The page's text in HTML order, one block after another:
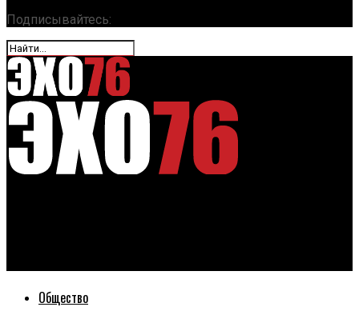
Подписывайтесь:
Общество